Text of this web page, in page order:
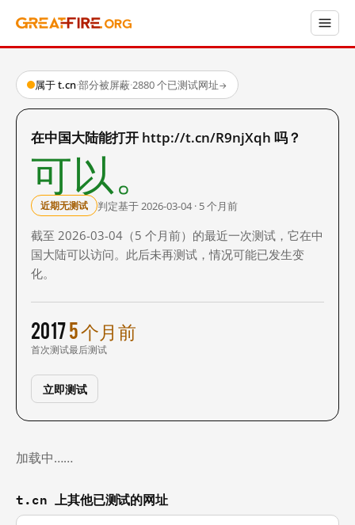
属于 t.cn·部分被屏蔽·2880 个已测试网址→
在中国大陆能打开 http://t.cn/R9njXqh 吗？
可以。
近期无测试 判定基于 2026-03-04 · 5 个月前
截至 2026-03-04（5 个月前）的最近一次测试，它在中
国大陆可以访问。此后未再测试，情况可能已发生变
化。
2017
首次测试
5 个月前
最后测试
立即测试
加载中……
t.cn 上其他已测试的网址